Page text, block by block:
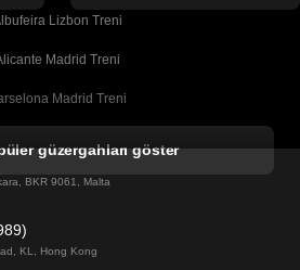
Lizbon Treni
Madrid Treni
Madrid Treni
Sevilla Treni
Belfast Dublin Treni
güzergahları göster
BKR 9061, Malta
KL, Hong Kong